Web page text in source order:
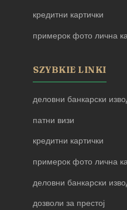
кредитни картички
примерок фото лична
SZYBKIE LINKI
деловни банкарски
патни визи
кредитни картички
примерок фото лична
деловни банкарски
дозволи за престој